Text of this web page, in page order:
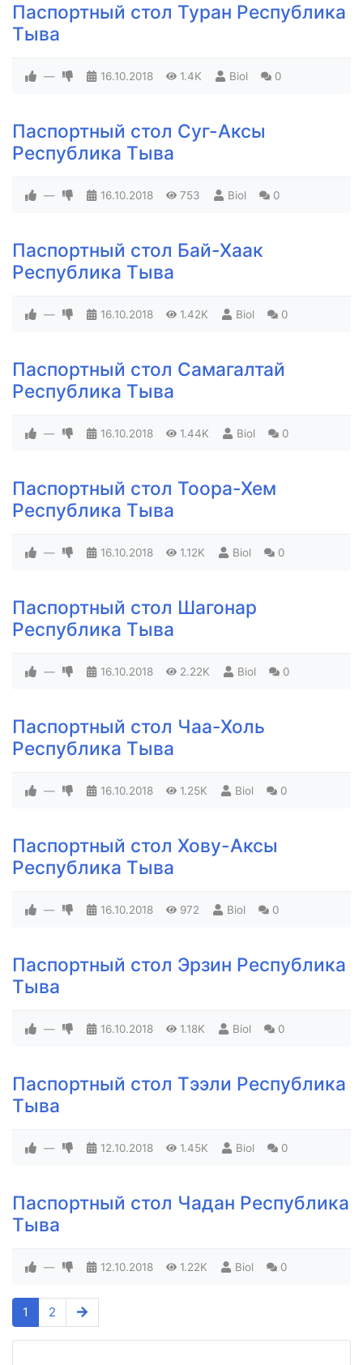
Паспортный стол Туран Республика
Тыва
— 16.10.2018 1.4K Biol 0
Паспортный стол Суг-Аксы
Республика Тыва
— 16.10.2018 753 Biol 0
Паспортный стол Бай-Хаак
Республика Тыва
— 16.10.2018 1.42K Biol 0
Паспортный стол Самагалтай
Республика Тыва
— 16.10.2018 1.44K Biol 0
Паспортный стол Тоора-Хем
Республика Тыва
— 16.10.2018 1.12K Biol 0
Паспортный стол Шагонар
Республика Тыва
— 16.10.2018 2.22K Biol 0
Паспортный стол Чаа-Холь
Республика Тыва
— 16.10.2018 1.25K Biol 0
Паспортный стол Хову-Аксы
Республика Тыва
— 16.10.2018 972 Biol 0
Паспортный стол Эрзин Республика
Тыва
— 16.10.2018 1.18K Biol 0
Паспортный стол Тээли Республика
Тыва
— 12.10.2018 1.45K Biol 0
Паспортный стол Чадан Республика
Тыва
— 12.10.2018 1.22K Biol 0
1 2